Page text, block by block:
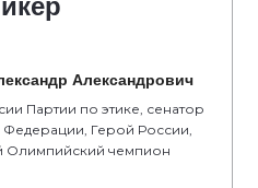
Александрович
Партии по этике, сенатор
Федерации, Герой России,
Олимпийский чемпион